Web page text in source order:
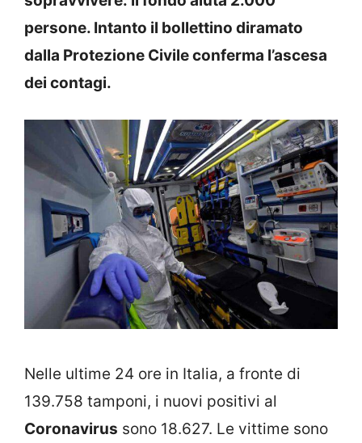
persone. Intanto il bollettino diramato
dalla Protezione Civile conferma l’ascesa
dei contagi.
Nelle ultime 24 ore in Italia, a fronte di
139.758 tamponi, i nuovi positivi al
Coronavirus sono 18.627. Le vittime sono